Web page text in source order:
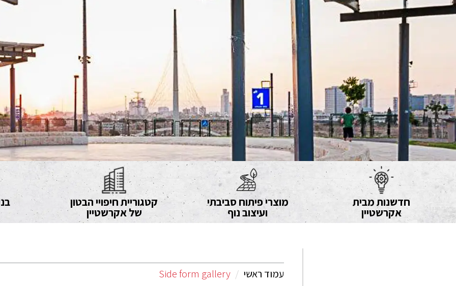
חדשנות מבית
אקרשטיין
מוצרי פיתוח סביבתי
ועיצוב נוף
קטגוריית חיפויי הבטון
של אקרשטיין
עמוד ראשי Side form gallery